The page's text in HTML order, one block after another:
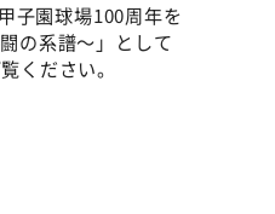
子園球場100周年を
の系譜～」として
ください。